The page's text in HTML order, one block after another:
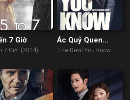
7 Giờ
7 Giờ (2014)
Ác Quỷ Quen
Thuộc
The Devil You Know